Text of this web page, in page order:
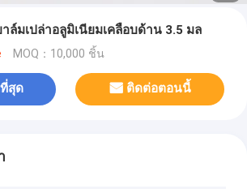
ล์มเปล่าอลูมิเนียมเคลือบด้าน 3.5 มล
MOQ：10,000 ชิ้น
สุด ติดต่อตอนนี้